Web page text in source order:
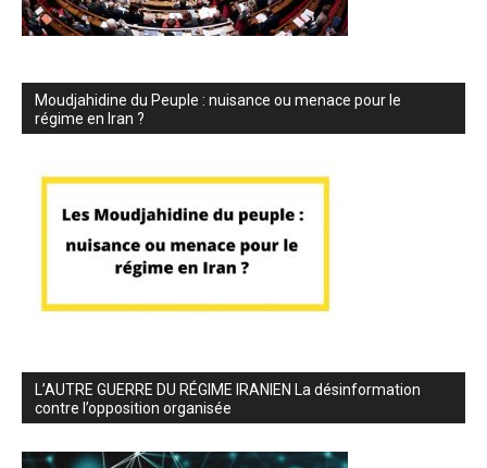
Moudjahidine du Peuple : nuisance ou menace pour le
régime en Iran ?
L’AUTRE GUERRE DU RÉGIME IRANIEN La désinformation
contre l’opposition organisée